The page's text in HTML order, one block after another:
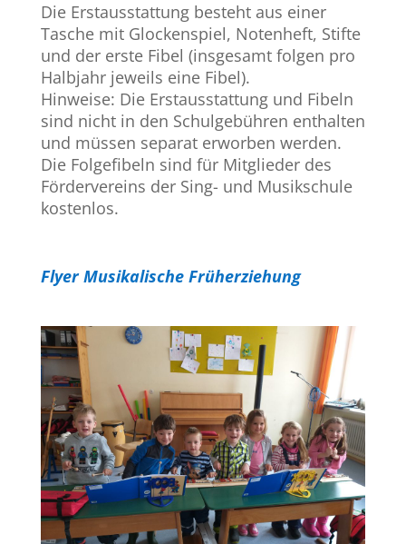
Die Erstausstattung besteht aus einer
Tasche mit Glockenspiel, Notenheft, Stifte
und der erste Fibel (insgesamt folgen pro
Halbjahr jeweils eine Fibel).
Hinweise: Die Erstausstattung und Fibeln
sind nicht in den Schulgebühren enthalten
und müssen separat erworben werden.
Die Folgefibeln sind für Mitglieder des
Fördervereins der Sing- und Musikschule
kostenlos.
Flyer Musikalische Früherziehung